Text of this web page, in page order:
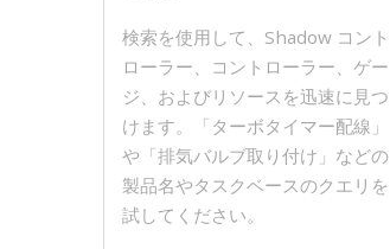
検索を使用して、Shadow コント
ローラー、コントローラー、ゲー
ジ、およびリソースを迅速に見つ
けます。「ターボタイマー配線」
や「排気バルブ取り付け」などの
製品名やタスクベースのクエリを
試してください。